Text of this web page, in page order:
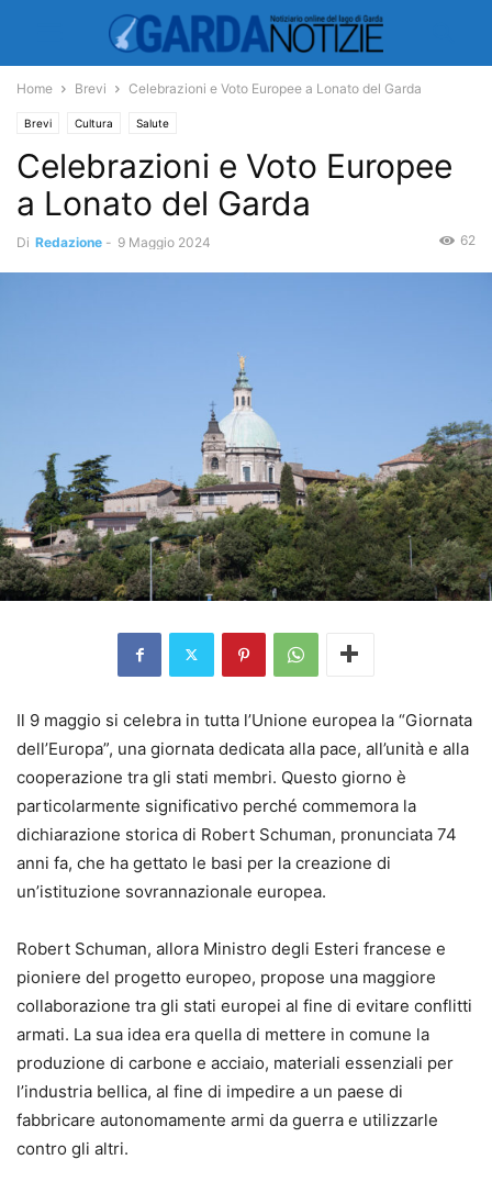
Home Brevi Celebrazioni e Voto Europee a Lonato del Garda
Brevi Cultura Salute
Celebrazioni e Voto Europee
a Lonato del Garda
Di Redazione - 9 Maggio 2024 62
Il 9 maggio si celebra in tutta l’Unione europea la “Giornata
dell’Europa”, una giornata dedicata alla pace, all’unità e alla
cooperazione tra gli stati membri. Questo giorno è
particolarmente significativo perché commemora la
dichiarazione storica di Robert Schuman, pronunciata 74
anni fa, che ha gettato le basi per la creazione di
un’istituzione sovrannazionale europea.
Robert Schuman, allora Ministro degli Esteri francese e
pioniere del progetto europeo, propose una maggiore
collaborazione tra gli stati europei al fine di evitare conflitti
armati. La sua idea era quella di mettere in comune la
produzione di carbone e acciaio, materiali essenziali per
l’industria bellica, al fine di impedire a un paese di
fabbricare autonomamente armi da guerra e utilizzarle
contro gli altri.